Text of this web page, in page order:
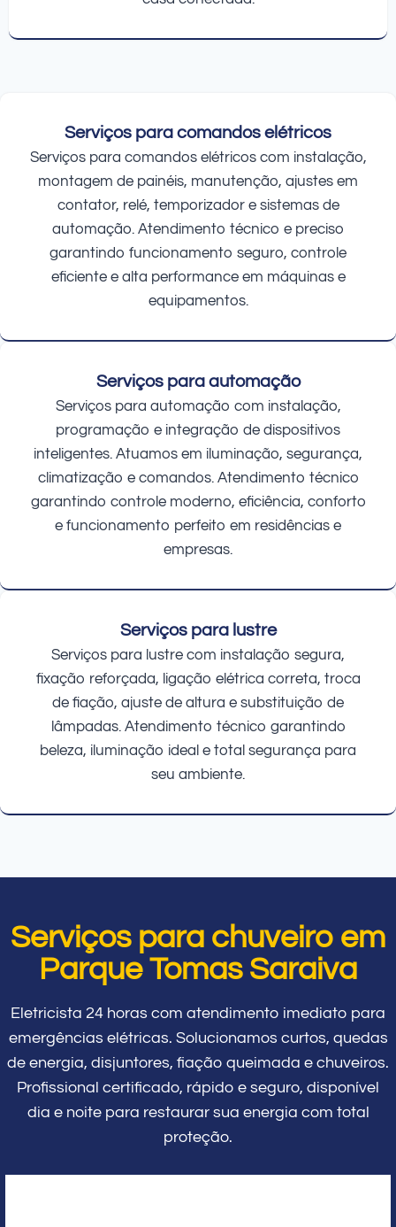
Serviços para comandos elétricos
Serviços para comandos elétricos com instalação,
montagem de painéis, manutenção, ajustes em
contator, relé, temporizador e sistemas de
automação. Atendimento técnico e preciso
garantindo funcionamento seguro, controle
eficiente e alta performance em máquinas e
equipamentos.
Serviços para automação
Serviços para automação com instalação,
programação e integração de dispositivos
inteligentes. Atuamos em iluminação, segurança,
climatização e comandos. Atendimento técnico
garantindo controle moderno, eficiência, conforto
e funcionamento perfeito em residências e
empresas.
Serviços para lustre
Serviços para lustre com instalação segura,
fixação reforçada, ligação elétrica correta, troca
de fiação, ajuste de altura e substituição de
lâmpadas. Atendimento técnico garantindo
beleza, iluminação ideal e total segurança para
seu ambiente.
Serviços para chuveiro em
Parque Tomas Saraiva
Eletricista 24 horas com atendimento imediato para
emergências elétricas. Solucionamos curtos, quedas
de energia, disjuntores, fiação queimada e chuveiros.
Profissional certificado, rápido e seguro, disponível
dia e noite para restaurar sua energia com total
proteção.